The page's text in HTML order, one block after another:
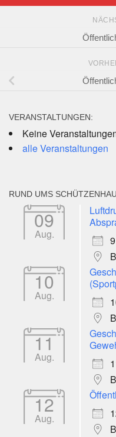
VERANSTALTUNGEN:
Keine
alle Veranstaltungen
RUND UMS
09
Aug.
10
Aug.
11
Aug.
12
Aug.